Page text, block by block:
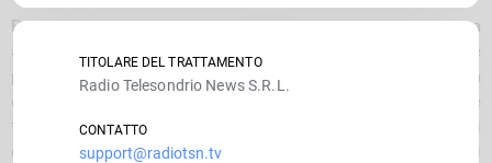
Per qualsiasi tipo di escursione raccomandiamo la massima
attenzione nella *scelta degli itinerari* e, in tutti i casi in cui è
previsto, l’obbligo tassativo di
artva, pala e sonda
. Si precisa
che è necessaria la massima attenzione anche per le
*escursioni a quote più basse*, in caso di attraversamento di
canali che potrebbero essere oggetto di scaricamento di
TITOLARE DEL TRATTAMENTO
Radio Telesondrio News S.R.L.
CONTATTO
support@radiotsn.tv